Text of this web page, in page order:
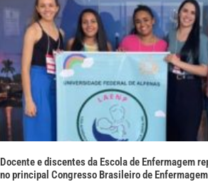
Docente e discentes da Escola de Enfermagem
no principal Congresso Brasileiro de